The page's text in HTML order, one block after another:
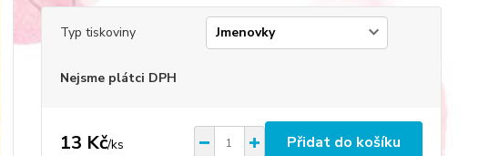
Typ tiskoviny
Nejsme plátci DPH
13 Kč/ks Přidat do košíku